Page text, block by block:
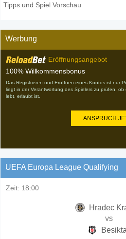
Tipps und Spiel Vorschau
Werbung
Eröffnungsangebot
100% Willkommensbonus
Das Registrieren und Eröffnen eines Kontos ist nur
liegt in der Verantwortung des Spielers zu prüfen,
lebt, erlaubt ist.
ANSPRUCH
UEFA Europa League Qualifying
Zeit: 18:00
Hradec
vs